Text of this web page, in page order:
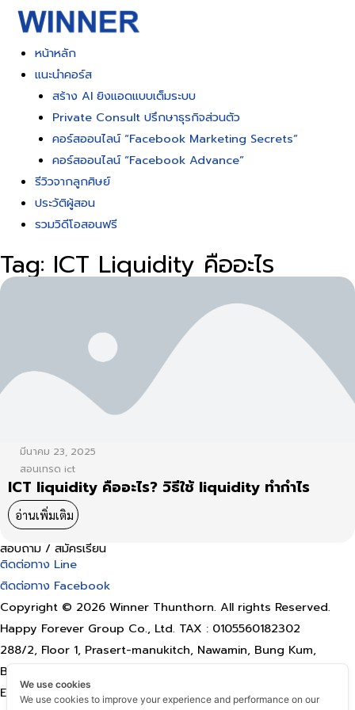
Skip
contentหน้าหลัก
แนะนำคอร์ส
สร้าง AI ยิงแอดแบบเต็มระบบ
Private Consult ปรึกษาธุรกิจส่วนตัว
คอร์สออนไลน์ “Facebook Marketing Secrets”
คอร์สออนไลน์ “Facebook Advance”
รีวิวจากลูกศิษย์
ประวัติผู้สอน
รวมวิดีโอสอนฟรี
Tag: ICT Liquidity คืออะไร
มีนาคม 23, 2025
สอนเทรด ict
ICT liquidity คืออะไร? วิธีใช้ liquidity ทำกำไร
อ่านเพิ่มเติม
สอบถาม / สมัครเรียน
ติดต่อทาง Line
ติดต่อทาง Facebook
Copyright © 2026 Winner Thunthorn. All rights Reserved.
Happy Forever Group Co., Ltd. TAX : 0105560182302
288/2, Floor 1, Prasert-manukitch, Nawamin, Bung Kum,
Bangkok 10230
Email: happyforevergroup@gmail.com
We use cookies
We use cookies to improve your experience and performance on our